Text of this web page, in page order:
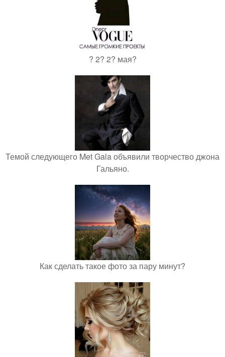
? 2? 2? мая?
Темой следующего Met Gala объявили творчество джона
Гальяно.
Как сделать такое фото за пару минут?